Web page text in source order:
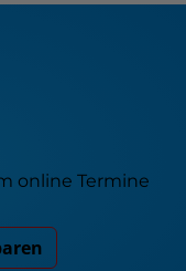
online Termine